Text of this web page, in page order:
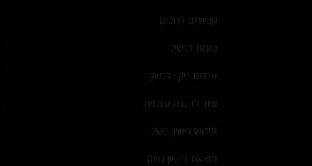
אביזרים לרובים
כוונות לנשק
ערכות ניקוי לנשק
ציוד להגנה עצמית
חידוש רישיון נשק
הוצאת רישיון נשק